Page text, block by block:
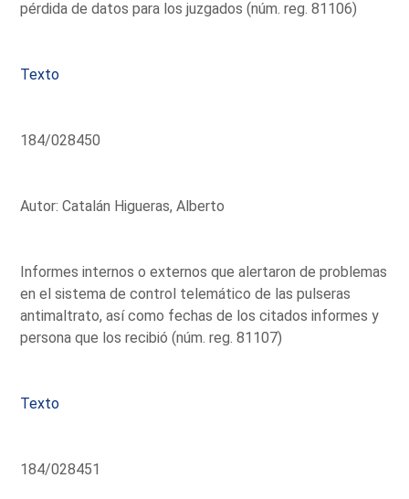
pérdida de datos para los juzgados (núm. reg. 81106)
Texto
184/028450
Autor: Catalán Higueras, Alberto
Informes internos o externos que alertaron de problemas
en el sistema de control telemático de las pulseras
antimaltrato, así como fechas de los citados informes y
persona que los recibió (núm. reg. 81107)
Texto
184/028451